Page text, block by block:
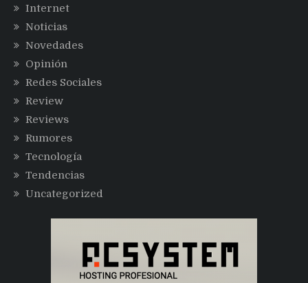
Internet
Noticias
Novedades
Opinión
Redes Sociales
Review
Reviews
Rumores
Tecnología
Tendencias
Uncategorized